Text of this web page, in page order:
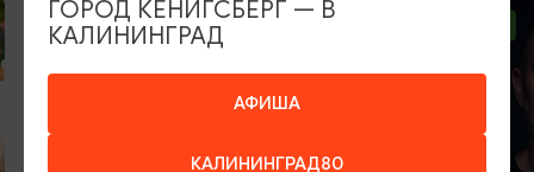
ОТ 2500₽
АФИША
КАЛИНИНГРАД80
ГОРОД КЁНИГСБЕРГ — В
КАЛИНИНГРАД